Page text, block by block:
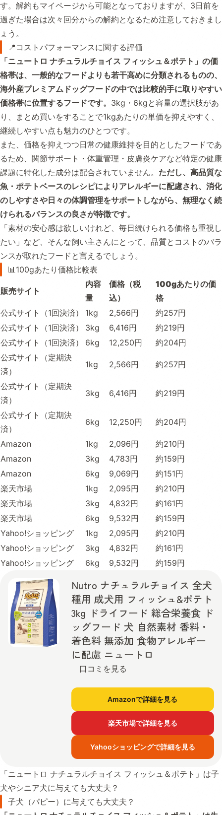
す。解約もマイページから可能となっておりますが、3日前を
過ぎた場合は次々回分からの解約となるため注意しておきまし
ょう。
📍コストパフォーマンスに関する評価
「ニュートロ ナチュラルチョイス フィッシュ＆ポテト」の価
格帯は、一般的なフードよりも若干高めに分類されるものの、
海外産プレミアムドッグフードの中では比較的手に取りやすい
価格帯に位置するフードです。 3kg・6kgと容量の選択肢があ
り、まとめ買いをすることで1kgあたりの単価を抑えやすく、
継続しやすい点も魅力のひとつです。
また、価格を抑えつつ日常の健康維持を目的としたフードであ
るため、関節サポート・体重管理・皮膚炎ケアなど特定の健康
課題に特化した成分は配合されていません。 ただし、高品質な
魚・ポテトベースのレシピによりアレルギーに配慮され、消化
のしやすさや日々の体調管理をサポートしながら、無理なく続
けられるバランスの良さが特徴です。
「素材の安心感は欲しいけれど、毎日続けられる価格も重視し
たい」など、そんな飼い主さんにとって、品質とコストのバラ
ンスが取れたフードと言えるでしょう。
📊100gあたり価格比較表
販売サイト
内容
量
価格（税
込）
100gあたりの価
格
公式サイト（1回決済）
1kg 2,566円
約257円
公式サイト（1回決済）
3kg 6,416円
約219円
公式サイト（1回決済）
6kg 12,250円
約204円
公式サイト（定期決
済）
1kg 2,566円 約257円
公式サイト（定期決
済）
3kg 6,416円 約219円
公式サイト（定期決
済）
6kg 12,250円 約204円
Amazon 1kg 2,096円
約210円
Amazon
3kg 4,783円
約159円
Amazon
6kg 9,069円
約151円
楽天市場
1kg 2,095円
約210円
楽天市場
3kg 4,832円
約161円
楽天市場
6kg 9,532円
約159円
Yahoo!ショッピング
1kg 2,095円
約210円
Yahoo!ショッピング
3kg 4,832円
約161円
Yahoo!ショッピング
6kg 9,532円 約159円
Nutro ナチュラルチョイス 全犬
種用 成犬用 フィッシュ&ポテト
3kg ドライフード 総合栄養食 ド
ッグフード 犬 自然素材 香料・
着色料 無添加 食物アレルギー
に配慮 ニュートロ
口コミを見る
Amazonで詳細を見る
楽天市場で詳細を見る
Yahooショッピングで詳細を見る
「ニュートロ ナチュラルチョイス フィッシュ＆ポテト」は子
犬やシニア犬に与えても大丈夫？
子犬（パピー）に与えても大丈夫？